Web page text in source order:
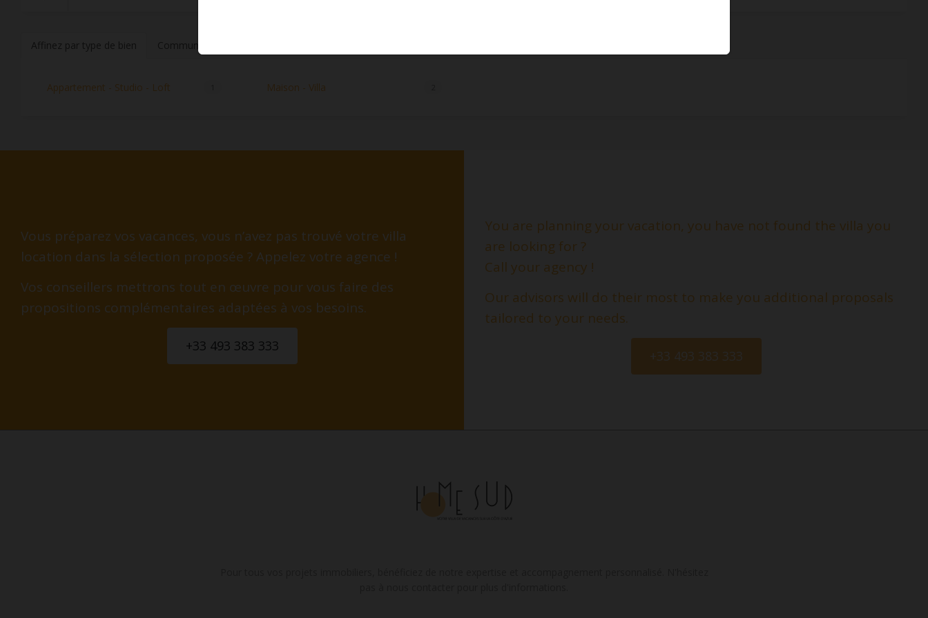
Affinez par type de bien Communes à proximité
Appartement - Studio - Loft Maison - Villa
Vous préparez vos vacances, vous n’avez pas trouvé votre villa
location dans la sélection proposée ? Appelez votre agence !
Vos conseillers mettrons tout en œuvre pour vous faire des
propositions complémentaires adaptées à vos besoins.
+33 493 383 333
You are planning your vacation, you have not found the villa you
are looking for ?
Call your agency !
Our advisors will do their most to make you additional proposals
tailored to your needs.
+33 493 383 333